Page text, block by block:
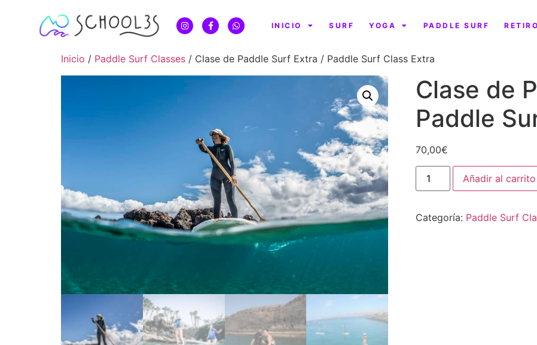
INICIO SURF YOGA PADDLE SURF
Inicio / Paddle Surf Classes / Clase de Paddle Surf Extra / Paddle Surf Class Extra
Clase de
Paddle
70,00€
Añadir al carrito
Categoría: Paddle Surf